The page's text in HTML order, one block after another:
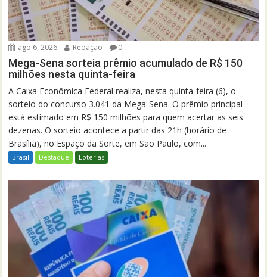
ago 6, 2026 Redação 0
Mega-Sena sorteia prêmio acumulado de R$ 150
milhões nesta quinta-feira
A Caixa Econômica Federal realiza, nesta quinta-feira (6), o
sorteio do concurso 3.041 da Mega-Sena. O prêmio principal
está estimado em R$ 150 milhões para quem acertar as seis
dezenas. O sorteio acontece a partir das 21h (horário de
Brasília), no Espaço da Sorte, em São Paulo, com...
Brasil Destaque Loterias